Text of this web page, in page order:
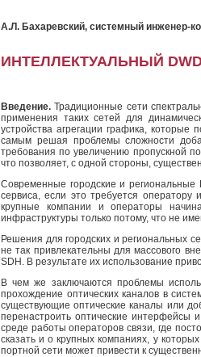
А.Л. Бахаревский, системный инженер-
ИНТЕЛЛЕКТУАЛЬНЫЙ
Введение. Традиционные сети
приме­нения таких сетей для
устройства агрегации графика,
самым решая проблемы сложности
требования по увеличению пропускной
что позволяет, с одной стороны,
Современные городские и региональные
сервиса, если это требуется оператору
крупные компании и операторы
инфраструктуры только потому, что не
Решения для городских и региональных
не так привлекательны для массового
SDH. В результате их использование
В чем же заключаются проблемы
прохождение оптических каналов в
существующие оптические каналы или
перенастроить оптические интерфейсы
среде работы операторов связи, где
сказать и о крупных компаниях, у
портной сети может привести к